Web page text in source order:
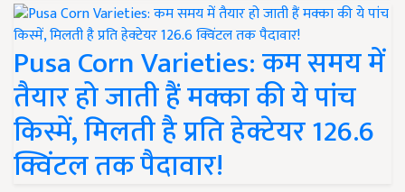
Pusa Corn Varieties: कम समय में
तैयार हो जाती हैं मक्का की ये पांच
किस्में, मिलती है प्रति हेक्टेयर 126.6
क्विंटल तक पैदावार!